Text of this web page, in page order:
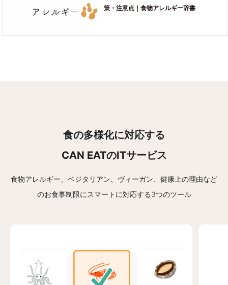
策・注意点｜食物アレルギー辞書
食の多様化に対応する
CAN EATのITサービス
食物アレルギー、ベジタリアン、ヴィーガン、健康上の理由など
のお食事制限にスマートに対応する3つのツール